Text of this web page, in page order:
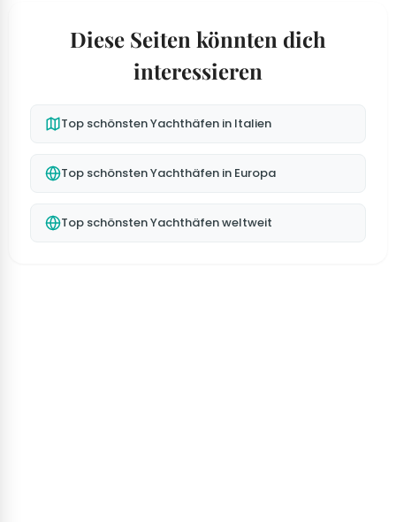
Diese Seiten könnten dich
interessieren
Top schönsten Yachthäfen in Italien
Top schönsten Yachthäfen in Europa
Top schönsten Yachthäfen weltweit